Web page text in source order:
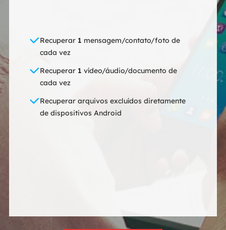
Recuperar 1 mensagem/contato/foto de
cada vez
Recuperar 1 vídeo/áudio/documento de
cada vez
Recuperar arquivos excluídos diretamente
de dispositivos Android